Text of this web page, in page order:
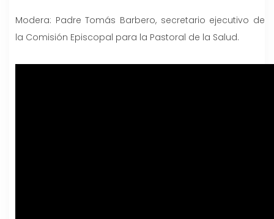
Modera: Padre Tomás Barbero, secretario ejecutivo de
la Comisión Episcopal para la Pastoral de la Salud.